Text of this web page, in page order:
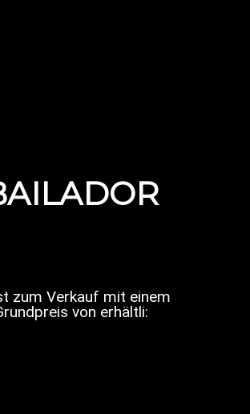
zum Verkauf mit einem
von erhältli: